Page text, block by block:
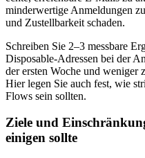
minderwertige Anmeldungen
und Zustellbarkeit schaden.
Schreiben Sie 2–3 messbare
Disposable‑Adressen bei der
der ersten Woche und weniger
Hier legen Sie auch fest, wie
Flows sein sollten.
Ziele und
einigen sollte